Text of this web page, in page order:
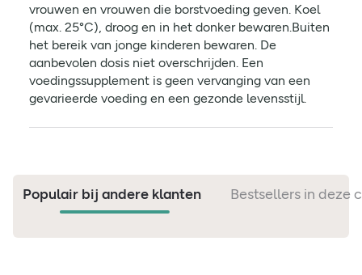
vrouwen en vrouwen die borstvoeding geven. Koel
(max. 25°C), droog en in het donker bewaren.Buiten
het bereik van jonge kinderen bewaren. De
aanbevolen dosis niet overschrijden. Een
voedingssupplement is geen vervanging van een
gevarieerde voeding en een gezonde levensstijl.
Populair bij andere klanten Bestsellers in deze